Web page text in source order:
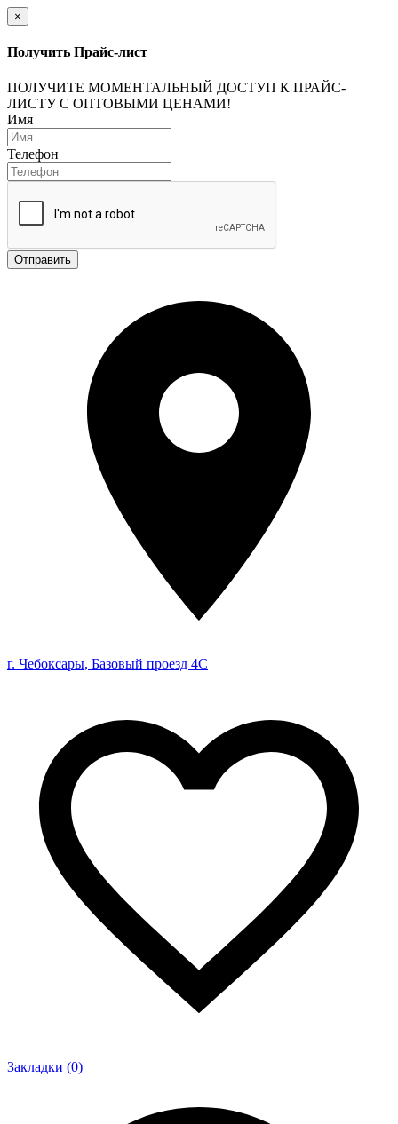
×
Получить Прайс-лист
ПОЛУЧИТЕ МОМЕНТАЛЬНЫЙ ДОСТУП К ПРАЙС-
ЛИСТУ С ОПТОВЫМИ ЦЕНАМИ!
Имя
Телефон
Отправить
г. Чебоксары, Базовый проезд 4С
Закладки (0)